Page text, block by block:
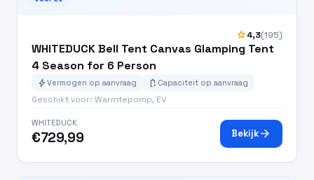
star4,3(195)
WHITEDUCK Bell Tent Canvas Glamping Tent
4 Season for 6 Person
boltVermogen op aanvraag battery_charging_full Capaciteit op aanvraag
Geschikt voor: Warmtepomp, EV
WHITEDUCK
€729,99 Bekijkarrow_forward